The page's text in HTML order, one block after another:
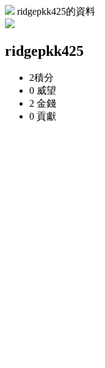
ridgepkk425的資料
ridgepkk425
2積分
0 威望
2 金錢
0 貢獻